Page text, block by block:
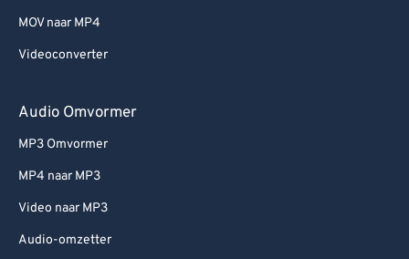
MOV naar MP4
Videoconverter
Audio Omvormer
MP3 Omvormer
MP4 naar MP3
Video naar MP3
Audio-omzetter